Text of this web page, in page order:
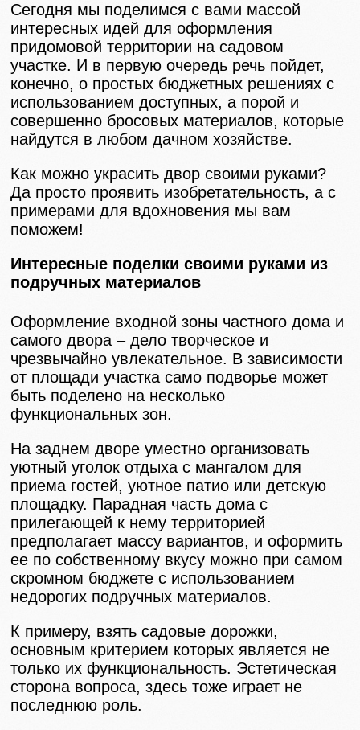
Сегодня мы поделимся с вами массой
интересных идей для оформления
придомовой территории на садовом
участке. И в первую очередь речь пойдет,
конечно, о простых бюджетных решениях с
использованием доступных, а порой и
совершенно бросовых материалов, которые
найдутся в любом дачном хозяйстве.
Как можно украсить двор своими руками?
Да просто проявить изобретательность, а с
примерами для вдохновения мы вам
поможем!
Интересные поделки своими руками из
подручных материалов
Оформление входной зоны частного дома и
самого двора – дело творческое и
чрезвычайно увлекательное. В зависимости
от площади участка само подворье может
быть поделено на несколько
функциональных зон.
На заднем дворе уместно организовать
уютный уголок отдыха с мангалом для
приема гостей, уютное патио или детскую
площадку. Парадная часть дома с
прилегающей к нему территорией
предполагает массу вариантов, и оформить
ее по собственному вкусу можно при самом
скромном бюджете с использованием
недорогих подручных материалов.
К примеру, взять садовые дорожки,
основным критерием которых является не
только их функциональность. Эстетическая
сторона вопроса, здесь тоже играет не
последнюю роль.